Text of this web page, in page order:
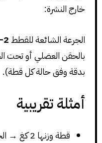
خارج النشرة:
الجرعة الشائعة للقطط 2–5 mg/kg
بالحقن العضلي أو تحت
بدقة وفق حالة كل قطة).
أمثلة تقريبية
قطة وزنها 2 كغ → الجرعة 4–10 mg.